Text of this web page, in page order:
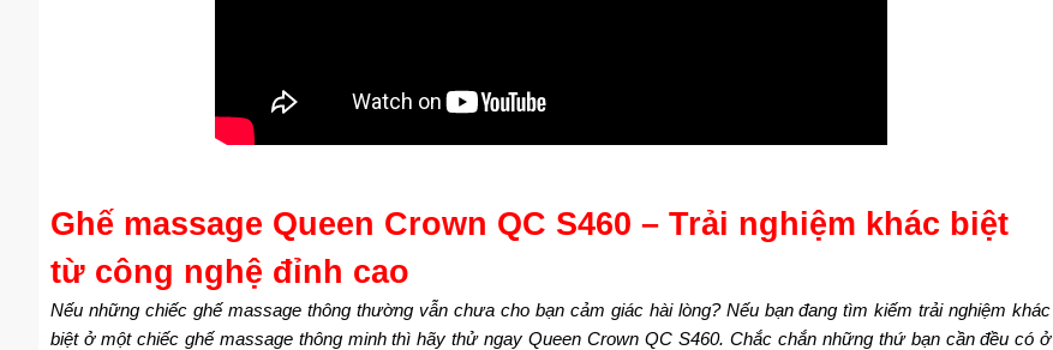
Ghế massage Queen Crown QC S460 – Trải nghiệm khác biệt
từ công nghệ đỉnh cao
Nếu những chiếc ghế massage thông thường vẫn chưa cho bạn cảm giác hài lòng? Nếu bạn đang tìm kiếm trải nghiệm khác
biệt ở một chiếc ghế massage thông minh thì hãy thử ngay Queen Crown QC S460. Chắc chắn những thứ bạn cần đều có ở